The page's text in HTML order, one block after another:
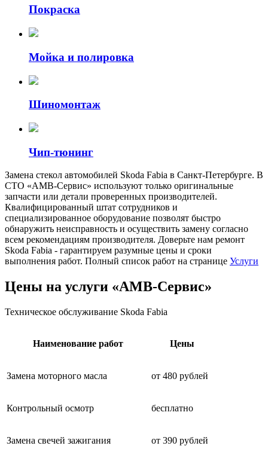
Покраска
Мойка и полировка
Шиномонтаж
Чип-тюнинг
Замена стекол автомобилей Skoda Fabia в Санкт-Петербурге. В
СТО «АМВ-Сервис» используют только оригинальные
запчасти или детали проверенных производителей.
Квалифицированный штат сотрудников и
специализированное оборудование позволят быстро
обнаружить неисправность и осуществить замену согласно
всем рекомендациям производителя. Доверьте нам ремонт
Skoda Fabia - гарантируем разумные цены и сроки
выполнения работ. Полный список работ на странице Услуги
Цены на услуги «АМВ-Сервис»
Техническое обслуживание Skoda Fabia
Наименование работ Цены
Замена моторного масла от 480 рублей
Контрольный осмотр бесплатно
Замена свечей зажигания от 390 рублей